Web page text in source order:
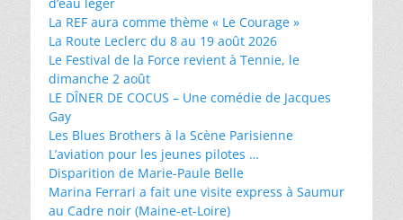
La REF aura comme thème « Le Courage »
La Route Leclerc du 8 au 19 août 2026
Le Festival de la Force revient à Tennie, le
dimanche 2 août
LE DÎNER DE COCUS – Une comédie de Jacques
Gay
Les Blues Brothers à la Scène Parisienne
L’aviation pour les jeunes pilotes …
Disparition de Marie-Paule Belle
Marina Ferrari a fait une visite express à Saumur
au Cadre noir (Maine-et-Loire)